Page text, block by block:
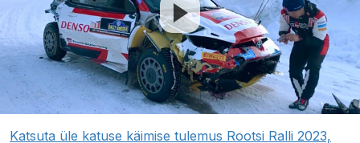
Katsuta üle katuse käimise tulemus Rootsi Ralli 2023,